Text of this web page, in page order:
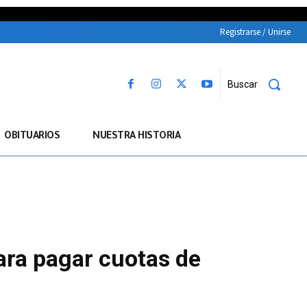
Registrarse / Unirse
Buscar
OBITUARIOS NUESTRA HISTORIA
pagar cuotas de